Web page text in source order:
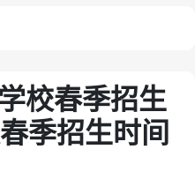
校春季招生
季招生时间